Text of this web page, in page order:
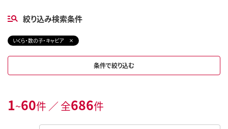
絞り込み検索条件
いくら・数の子・キャビア
条件で絞り込む
1~60件 ／ 全686件